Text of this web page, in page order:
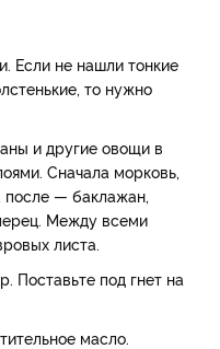
Если не нашли тонкие
то нужно
и другие овощи в
Сначала морковь,
после — баклажан,
Между всеми
листа.
Поставьте под гнет на
масло.